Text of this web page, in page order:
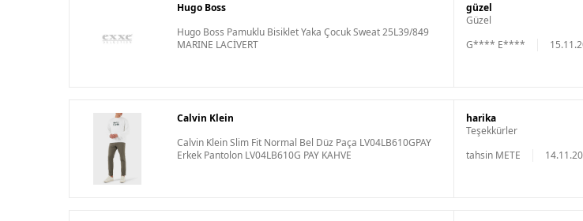
Hugo Boss
Hugo Boss Pamuklu Bisiklet Yaka Çocuk Sweat 25L39/849
MARINE LACİVERT
güzel
Güzel
G**** E****
Calvin Klein
Calvin Klein Slim Fit Normal Bel Düz Paça LV04LB610GPAY
Erkek Pantolon LV04LB610G PAY KAHVE
harika
Teşekkürler
tahsin METE